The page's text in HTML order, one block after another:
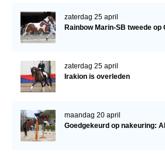
zaterdag 25 april
Rainbow Marin-SB tweede op
zaterdag 25 april
Irakion is overleden
maandag 20 april
Goedgekeurd op nakeuring: